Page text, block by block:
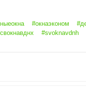
#окнаэконом
#svoknavdnh